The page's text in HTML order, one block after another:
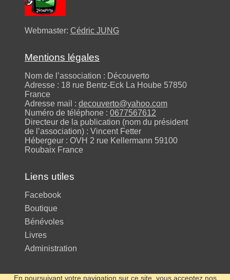
Webmaster: Cédric JUNG
Mentions légales
Nom de l’association : Découverto
Adresse : 18 rue Bentz-Eck La Hoube 57850
France
Adresse mail : decouverto@yahoo.com
Numéro de téléphone : 0677567612
Directeur de la publication (nom du président
de l’association) : Vincent Fetter
Hébergeur : OVH 2 rue Kellermann 59100
Roubaix France
Liens utiles
Facebook
Boutique
Bénévoles
Livres
Administration
En poursuivant votre navigation sur ce site, vous acceptez nos